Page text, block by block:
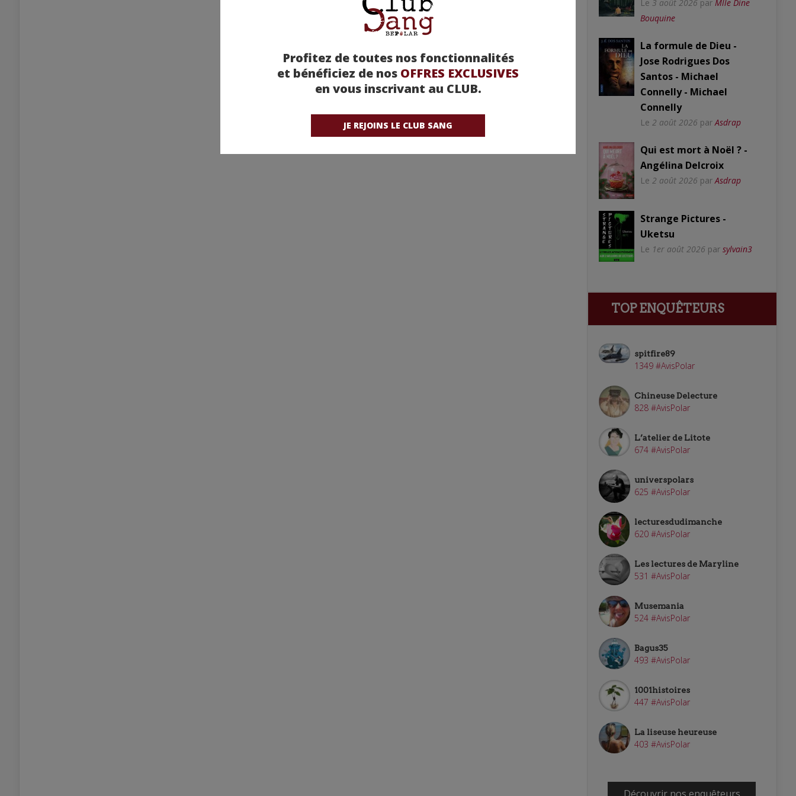
Profitez de toutes nos fonctionnalités
et bénéficiez de nos OFFRES EXCLUSIVES
en vous inscrivant au CLUB.
JE REJOINS LE CLUB SANG
Le 3 août 2026 par Mlle Dine
Bouquine
La formule de Dieu -
Jose Rodrigues Dos
Santos - Michael
Connelly - Michael
Connelly
Le 2 août 2026 par Asdrap
Qui est mort à Noël ? -
Angélina Delcroix
Le 2 août 2026 par Asdrap
Strange Pictures -
Uketsu
Le 1er août 2026 par sylvain3
TOP ENQUÊTEURS
spitfire89
1349 #AvisPolar
Chineuse Delecture
828 #AvisPolar
L’atelier de Litote
674 #AvisPolar
universpolars
625 #AvisPolar
lecturesdudimanche
620 #AvisPolar
Les lectures de Maryline
531 #AvisPolar
Musemania
524 #AvisPolar
Bagus35
493 #AvisPolar
1001histoires
447 #AvisPolar
La liseuse heureuse
403 #AvisPolar